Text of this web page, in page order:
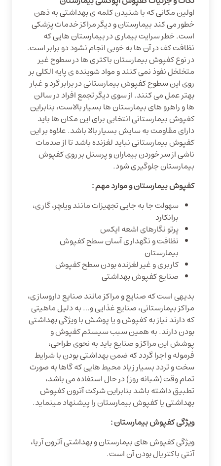
اولین مکانی که با شنیدن کلمه ی بهداشتی به ذهن
خطور می کند بیمارستان و دیگر مراکز خدمات پزشکی
است. خطر سرایت بیماری در بیمارستان هایی که
نظافت کف در آن ها به خوبی انجام نشود دو برابر است.
در نوع کفپوش بیمارستان باکتری ها در سطوح غیر
متخلخل نفوذ نمی کنند و مواد شوینده ی پایه الکلی بر
روی این سطوح کفپوش بیمارستانی در برابر گرد و غبار
بهتر عمل می کنند. از سوی دیگر تجمع افراد در سالن
ها و راهرو های بیمارستان ها بسیار بالاست، بنابراین
کفپوش بیمارستانی انتخابی برای این مکان ها باید
دارای مقاومت به سایش بسیار بالا باشد. علاوه بر این
کفپوش بیمارستانی نباید لغزنده باشد تا از صدمات
ناشی از سر خوردن بیماران و پرسنل بر روی کفپوش
بیمارستان جلوگیری شود.
کفپوش بیمارستان و موارد مهم :
سهولت جا به جایی تجهیزات مانند ویلچر، گاری،
برانکارد
پرتو نگارهای اشعه ایکس
نظافت و نگهداری آسان سطح کفپوش
بیمارستان
کاربری و غیر لغزنده بودن سطح کفپوش
صنایع کفپوش بهداشتی
بدیهی است که صنایع و مراکز مانند صنایع داروسازی،
مراکز بیمارستانی، صنایع غذایی و… به دلیل ماهیتی
که دارند نیاز به کفپوش و یا پوشش با ویژگی بهداشتی
بودن دارند. به همین سبب سیستم کفپوش و
پوشش این مراکز و صنایع باید به نحوی طراحی،
فرموله و اجرا گردد که ضمن بهداشتی بودن با شرایط
سخت و تردد بسیار زیاد محیط هایی که گاها به صورت
تمام وقت (شبانه روز) در حال استفاده می باشد،
تطبیق داشته باشد بنابراین شرکت آترون کفپوش
بهداشتی یا کفپوش بیمارستان را پیشنهاد مینماید.
ویژگی کفپوش بیمارستان :
ویژگی کفپوش های بیمارستان و بهداشتی آترون آریا،
آنتی باکتریال بودن آن است.